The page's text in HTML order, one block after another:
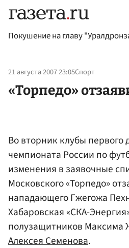
Покушение на главу
21 августа 2007 23:05Спорт
«Торпедо»
Во вторник клубы первого
чемпионата России по
изменения в заявочные
Московского «Торпедо»
нападающего Гжегожа
Хабаровская «СКА-
полузащитников Максима
Алексея Семенова.